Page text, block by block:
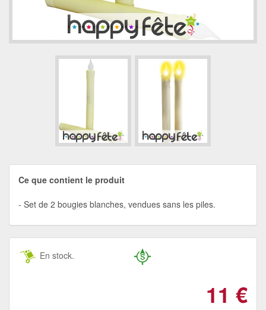
Ce que contient le produit
Set de 2 bougies blanches, vendues sans les piles.
En stock.
11 €